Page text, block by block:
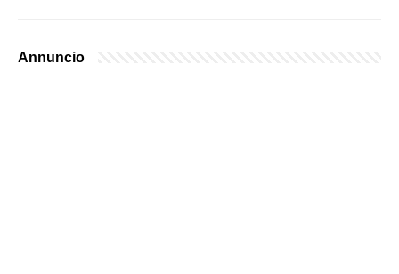
Annuncio